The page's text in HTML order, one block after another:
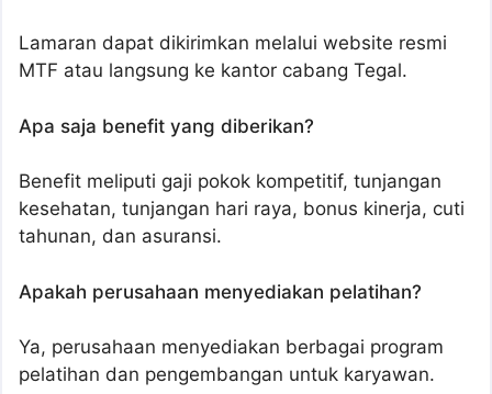
Lamaran dapat dikirimkan melalui website resmi
MTF atau langsung ke kantor cabang Tegal.
Apa saja benefit yang diberikan?
Benefit meliputi gaji pokok kompetitif, tunjangan
kesehatan, tunjangan hari raya, bonus kinerja, cuti
tahunan, dan asuransi.
Apakah perusahaan menyediakan pelatihan?
Ya, perusahaan menyediakan berbagai program
pelatihan dan pengembangan untuk karyawan.